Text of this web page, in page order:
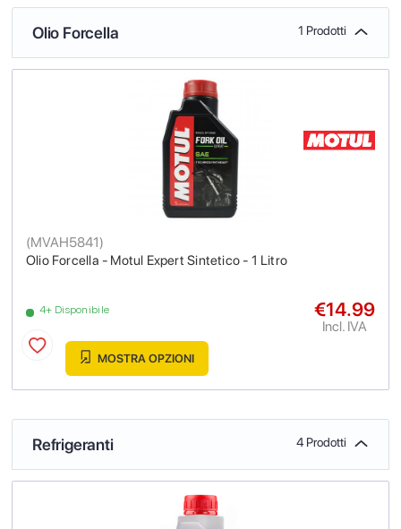
Olio Forcella 1 Prodotti
Olio Forcella - Motul Expert Sintetico - 1 Litro
(MVAH5841)
4+ Disponibile €14.99
Incl. IVA
MOSTRA OPZIONI
Refrigeranti 4 Prodotti